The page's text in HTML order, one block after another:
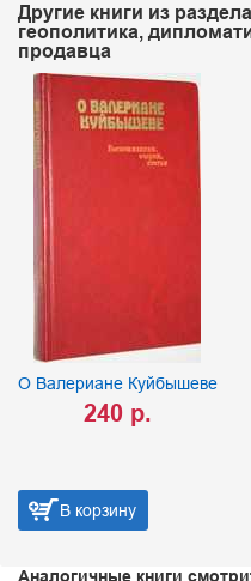
Другие книги из
геополитика,
продавца
О Валериане Куйбышеве
240 р.
В корзину
Аналогичные книги